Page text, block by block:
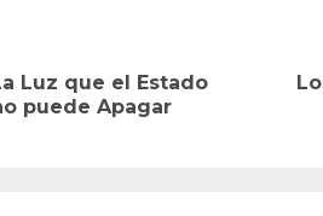
Luz que el Estado
puede Apagar